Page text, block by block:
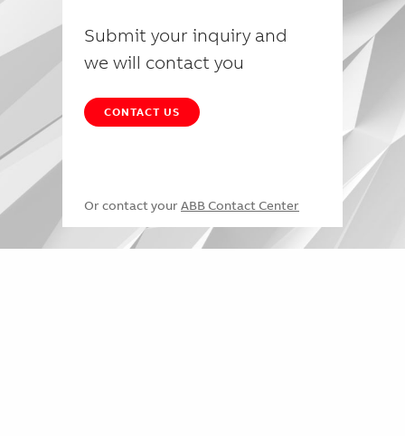
Submit your inquiry and
we will contact you
CONTACT US
Or contact your ABB Contact Center